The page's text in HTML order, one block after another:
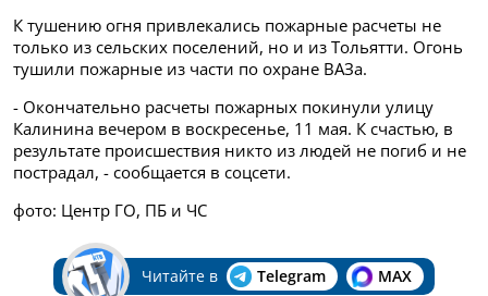
К тушению огня привлекались пожарные расчеты не
только из сельских поселений, но и из Тольятти. Огонь
тушили пожарные из части по охране ВАЗа.
- Окончательно расчеты пожарных покинули улицу
Калинина вечером в воскресенье, 11 мая. К счастью, в
результате происшествия никто из людей не погиб и не
пострадал, - сообщается в соцсети.
фото: Центр ГО, ПБ и ЧС
Читайте в Telegram MAX